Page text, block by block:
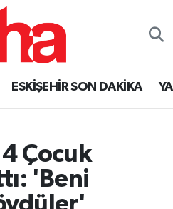
ESKİŞEHİR SON DAKİKA
Çocuk
'Beni